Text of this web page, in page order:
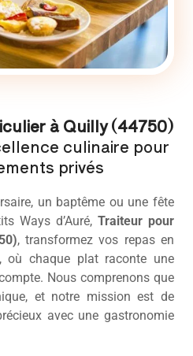
à Quilly (44750)
culinaire pour
privés
un baptême ou une fête
Ways d’Auré, Traiteur pour
, transformez vos repas en
où chaque plat raconte une
Nous comprenons que
et notre mission est de
avec une gastronomie